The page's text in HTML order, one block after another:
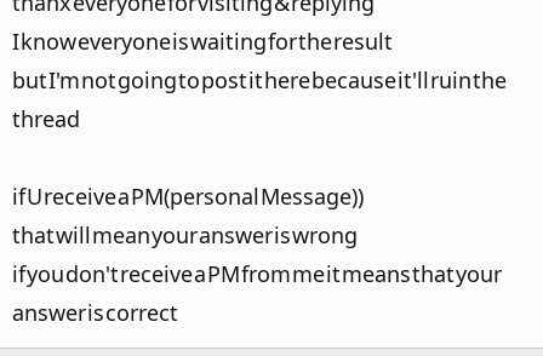
I know everyone is waiting for the result
but I'm not going to post it here because it'll ruin the
thread
(if U receive a PM(personal Message)
that will mean your answer is wrong
if you don't receive a PM from me it means that your
answer is correct​